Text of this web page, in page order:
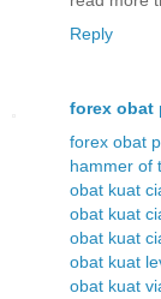
Reply
forex obat
forex obat
hammer of
obat kuat
obat kuat
obat kuat
obat kuat
obat kuat